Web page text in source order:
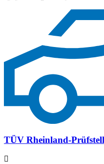
TÜV Rheinland-